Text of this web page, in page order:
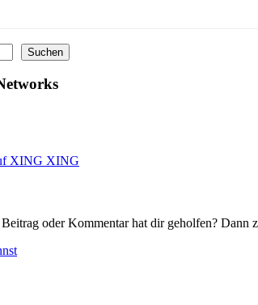
Suchen
XING
oder Kommentar hat dir geholfen? Dann